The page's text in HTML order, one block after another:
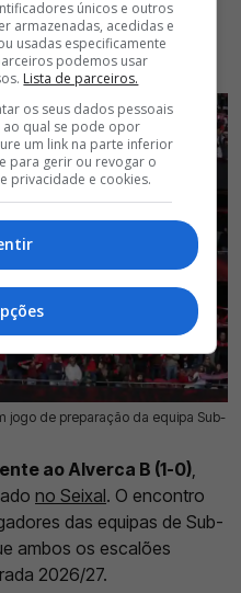
jogo de preparação da equipa Sub-
ao Alverca B (1-0)
no Seixal. O encontro
das equipas de Sub-
ambos os escalões
2026/27.
únicos e outros
armazenadas, acedidas e
usadas especificamente
podemos usar
Lista de parceiros.
os seus dados pessoais
ao qual se pode opor
um link na parte inferior
para gerir ou revogar o
privacidade e cookies.